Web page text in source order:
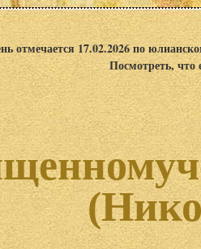
отмечается 17.02.2026 по
Посмотреть,